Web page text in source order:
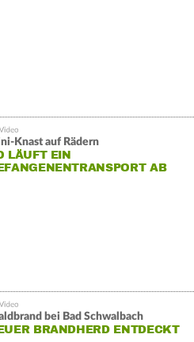
Knast auf Rädern
LÄUFT EIN
AB
bei Bad Schwalbach
BRANDHERD ENTDECKT